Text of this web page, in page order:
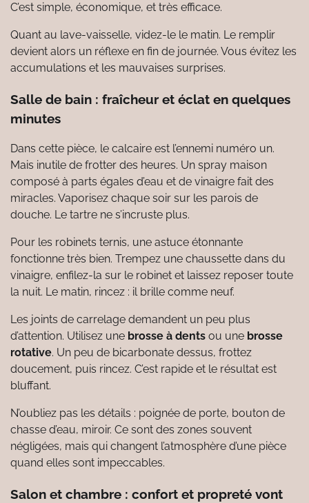
C’est simple, économique, et très efficace.
Quant au lave-vaisselle, videz-le le matin. Le remplir
devient alors un réflexe en fin de journée. Vous évitez les
accumulations et les mauvaises surprises.
Salle de bain : fraîcheur et éclat en quelques
minutes
Dans cette pièce, le calcaire est l’ennemi numéro un.
Mais inutile de frotter des heures. Un spray maison
composé à parts égales d’eau et de vinaigre fait des
miracles. Vaporisez chaque soir sur les parois de
douche. Le tartre ne s’incruste plus.
Pour les robinets ternis, une astuce étonnante
fonctionne très bien. Trempez une chaussette dans du
vinaigre, enfilez-la sur le robinet et laissez reposer toute
la nuit. Le matin, rincez : il brille comme neuf.
Les joints de carrelage demandent un peu plus
d’attention. Utilisez une brosse à dents ou une brosse
rotative. Un peu de bicarbonate dessus, frottez
doucement, puis rincez. C’est rapide et le résultat est
bluffant.
N’oubliez pas les détails : poignée de porte, bouton de
chasse d’eau, miroir. Ce sont des zones souvent
négligées, mais qui changent l’atmosphère d’une pièce
quand elles sont impeccables.
Salon et chambre : confort et propreté vont